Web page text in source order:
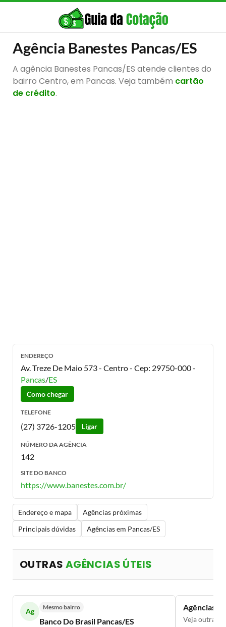
Agência Banestes Pancas/ES
A agência Banestes Pancas/ES atende clientes do
bairro Centro, em Pancas. Veja também cartão
de crédito.
ENDEREÇO
Av. Treze De Maio 573 - Centro- Cep: 29750-000-
Pancas/ES
Como chegar
TELEFONE
(27) 3726-1205 Ligar
NÚMERO DA AGÊNCIA
142
SITE DO BANCO
https://www.banestes.com.br/
Endereço e mapa
Agências próximas
Principais dúvidas
Agências em Pancas/ES
OUTRAS AGÊNCIAS ÚTEIS
Ag Mesmo bairro
Banco Do Brasil Pancas/ES
Agências
Veja outras